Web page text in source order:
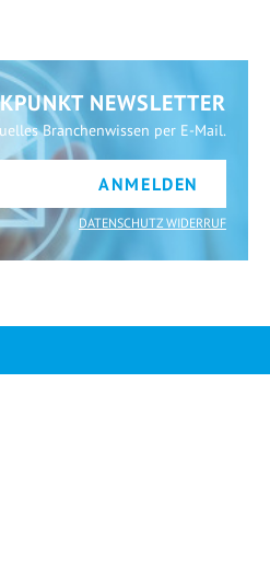
NEWSLETTER
Branchenwissen per E-Mail.
ANMELDEN
DATENSCHUTZ WIDERRUF